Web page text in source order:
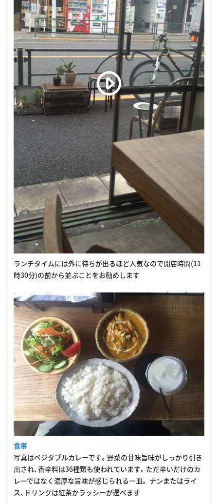
ランチタイムには外に待ちが出るほど人気なので開店時間(11
時30分)の前から並ぶことをお勧めします
食事
写真はベジタブルカレーです。野菜の甘味旨味がしっかり引き
出され、香辛料は36種類も使われています。ただ辛いだけのカ
レーではなく濃厚な旨味が感じられる一皿。 ナンまたはライ
ス、ドリンクは紅茶かラッシーが選べます